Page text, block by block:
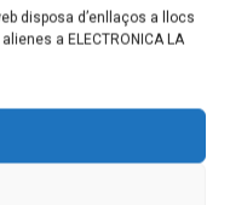
disposa d’enllaços a llocs
a ELECTRONICA LA